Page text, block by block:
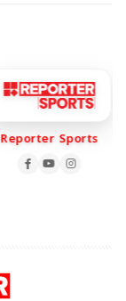
Reporter Sports